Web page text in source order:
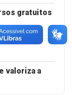
gratuitos
valoriza a